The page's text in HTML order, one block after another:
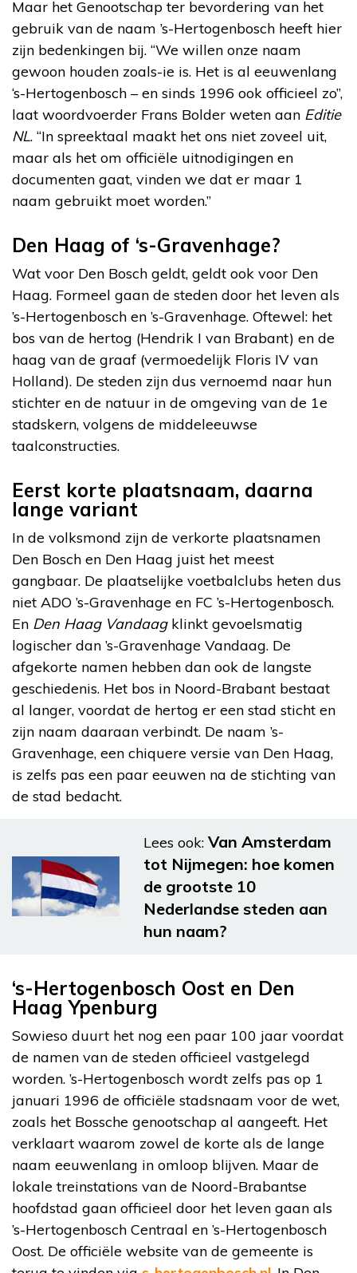
Maar het Genootschap ter bevordering van het
gebruik van de naam ’s-Hertogenbosch heeft hier
zijn bedenkingen bij. “We willen onze naam
gewoon houden zoals-ie is. Het is al eeuwenlang
‘s-Hertogenbosch – en sinds 1996 ook officieel zo”,
laat woordvoerder Frans Bolder weten aan Editie
NL. “In spreektaal maakt het ons niet zoveel uit,
maar als het om officiële uitnodigingen en
documenten gaat, vinden we dat er maar 1
naam gebruikt moet worden.”
Den Haag of ‘s-Gravenhage?
Wat voor Den Bosch geldt, geldt ook voor Den
Haag. Formeel gaan de steden door het leven als
’s-Hertogenbosch en ’s-Gravenhage. Oftewel: het
bos van de hertog (Hendrik I van Brabant) en de
haag van de graaf (vermoedelijk Floris IV van
Holland). De steden zijn dus vernoemd naar hun
stichter en de natuur in de omgeving van de 1e
stadskern, volgens de middeleeuwse
taalconstructies.
Eerst korte plaatsnaam, daarna
lange variant
In de volksmond zijn de verkorte plaatsnamen
Den Bosch en Den Haag juist het meest
gangbaar. De plaatselijke voetbalclubs heten dus
niet ADO ’s-Gravenhage en FC ’s-Hertogenbosch.
En Den Haag Vandaagklinkt gevoelsmatig
logischer dan ’s-Gravenhage Vandaag. De
afgekorte namen hebben dan ook de langste
geschiedenis. Het bos in Noord-Brabant bestaat
al langer, voordat de hertog er een stad sticht en
zijn naam daaraan verbindt. De naam ’s-
Gravenhage, een chiquere versie van Den Haag,
is zelfs pas een paar eeuwen na de stichting van
de stad bedacht.
Lees ook: Van Amsterdam
tot Nijmegen: hoe komen
de grootste 10
Nederlandse steden aan
hun naam?
‘s-Hertogenbosch Oost en Den
Haag Ypenburg
Sowieso duurt het nog een paar 100 jaar voordat
de namen van de steden officieel vastgelegd
worden. ’s-Hertogenbosch wordt zelfs pas op 1
januari 1996 de officiële stadsnaam voor de wet,
zoals het Bossche genootschap al aangeeft. Het
verklaart waarom zowel de korte als de lange
naam eeuwenlang in omloop blijven. Maar de
lokale treinstations van de Noord-Brabantse
hoofdstad gaan officieel door het leven gaan als
’s-Hertogenbosch Centraal en ’s-Hertogenbosch
Oost. De officiële website van de gemeente is